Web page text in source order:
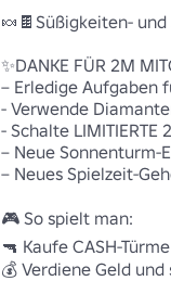
🍬🍫Süßigkeiten-
✨DANKE FÜR 2M
– Erledige Aufgaben
- Verwende
- Schalte
– Neue Sonnenturm-
– Neues Spielzeit-
🎮 So spielt man:
🔫 Kaufe CASH-
💰 Verdiene Geld